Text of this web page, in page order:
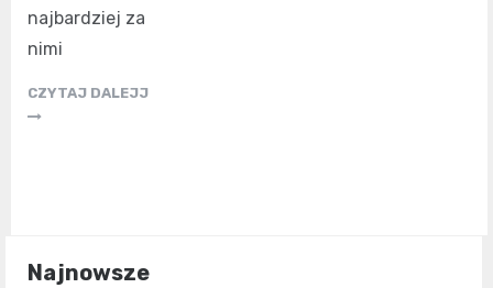
najbardziej za
nimi
CZYTAJ DALEJJ
Najnowsze